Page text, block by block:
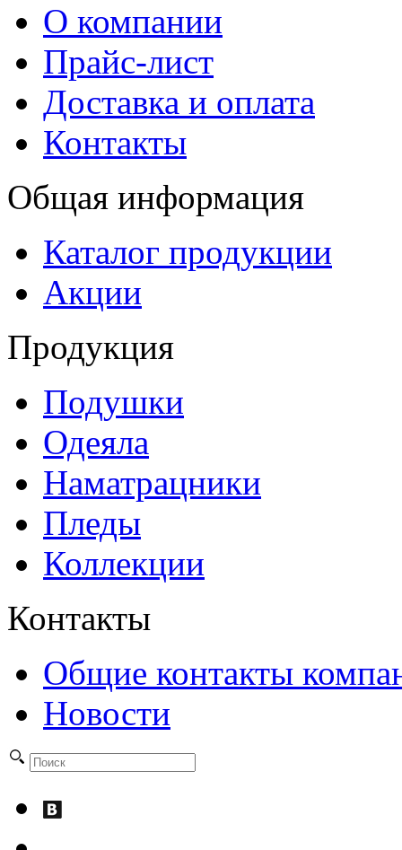
О компании
Прайс-лист
Доставка и оплата
Контакты
Общая информация
Каталог продукции
Акции
Продукция
Подушки
Одеяла
Наматрацники
Пледы
Коллекции
Контакты
Общие контакты
Новости